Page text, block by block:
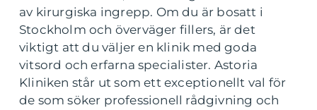
av kirurgiska ingrepp. Om du är bosatt i
Stockholm och överväger fillers, är det
viktigt att du väljer en klinik med goda
vitsord och erfarna specialister. Astoria
Kliniken står ut som ett exceptionellt val för
de som söker professionell rådgivning och